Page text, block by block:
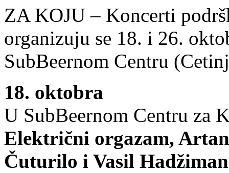
ZA KOJU – Koncerti
organizuju se 18. i 26.
SubBeernom Centru
18. oktobra
U SubBeernom Centru za
Električni orgazam,
Čuturilo i Vasil